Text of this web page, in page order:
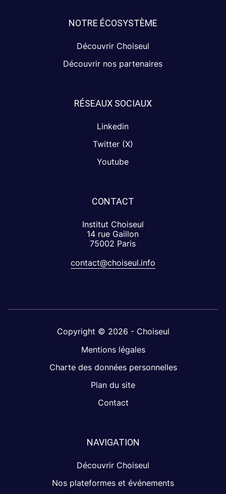
NOTRE ÉCOSYSTÈME
Découvrir Choiseul
Découvrir nos partenaires
RÉSEAUX SOCIAUX
Linkedin
Twitter (X)
Youtube
CONTACT
Institut Choiseul
14 rue Gaillon
75002 Paris
contact@choiseul.info
Copyright © 2026 - Choiseul
Mentions légales
Charte des données personnelles
Plan du site
Contact
NAVIGATION
Découvrir Choiseul
Nos plateformes et événements